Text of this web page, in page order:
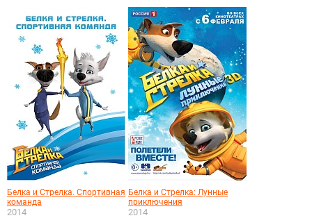
Белка и Стрелка. Спортивная
команда
2014
Белка и Стрелка: Лунные
приключения
2014